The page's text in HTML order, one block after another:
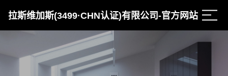
拉斯维加斯(3499·CHN认证)有限公司-官方网站